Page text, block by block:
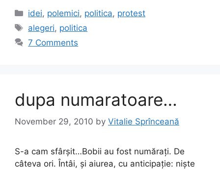
c
e
b
st
o
d
ai
l
ar
Categories
idei, polemici, politica, protest
Tags
alegeri, politica
7 Comments
dupa numaratoare…
November 29, 2010 by Vitalie Sprînceană
S-a cam sfârșit…Bobii au fost numărați. De
câteva ori. Întâi, și aiurea, cu anticipație: niște